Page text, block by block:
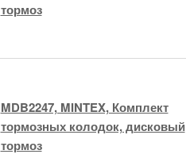
тормоз
MDB2247, MINTEX, Комплект
тормозных колодок, дисковый
тормоз